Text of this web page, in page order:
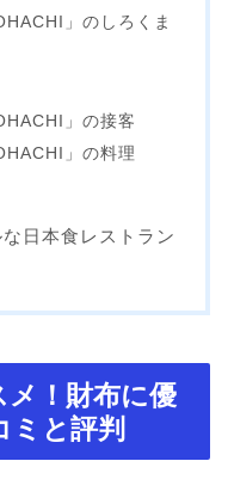
」のしろくま
」の接客
」の料理
日本食レストラン
！財布に優
ミと評判